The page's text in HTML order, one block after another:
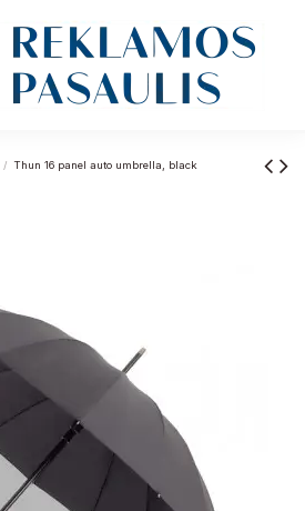
Thun 16 panel auto umbrella, black